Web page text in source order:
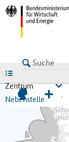
Zentrum
Nebenstelle+